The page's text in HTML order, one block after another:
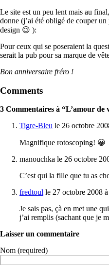
Le site est un peu lent mais au
donne (j’ai été obligé de couper
design 😉 ):
Pour ceux qui se poseraient la
serait la pub pour sa marque de
Bon anniversaire fréro !
Comments
3 Commentaires à “L’amour
Tigre-Bleu le 26 octobre
Magnifique rotoscoping! 😀
manouchka le 26 octobre
C’est qui la fille que tu as
fredtoul le 27 octobre 2008
Je sais pas, çà en met une
j’ai remplis (sachant que je
Laisser un commentaire
Nom (required)